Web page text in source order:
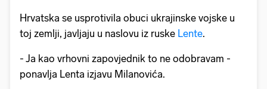
Hrvatska se usprotivila obuci ukrajinske vojske u
toj zemlji, javljaju u naslovu iz ruske Lente.
- Ja kao vrhovni zapovjednik to ne odobravam -
ponavlja Lenta izjavu Milanovića.